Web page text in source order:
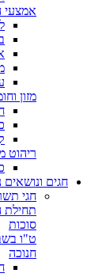
אמצעי
מזון
ריהוט
חגים ונושאים
חגי
תחילת
סוכות
ט"ו
חנוכה